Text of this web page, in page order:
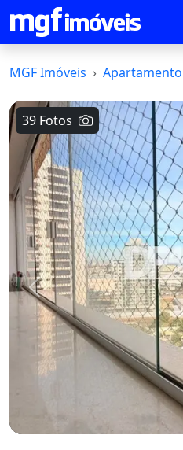
MGF Imóveis Apartamento
39 Fotos
Voltar